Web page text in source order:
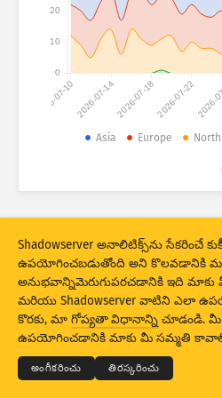
అటాక్ స్టాటిస్టిక్స్: డివైసెస్
సహాయం
సెట్ చేసిన డేటా
నవీకరణ
PNG గా
2026-07-102026-07-142026-07-182026-07-22
0
10
20
Asia Europe
© 2026THE
గోప్యత మరియు షరతులు
Shadowserver అనాలిటిక్స్‌ను సేకరించే
ఉపయోగించబడుతోంది అని కొలవడానికి
అనుభవాన్నిమెరుగుపరచడానికి ఇది మాకు
మరియు Shadowserver వాటిని ఎలా
కొరకు, మా గోప్యతా విధానాన్ని చూడండి. మీ
ఉపయోగించడానికి మాకు మీ సమ్మతి
అంగీకరించు తిరస్కరించు